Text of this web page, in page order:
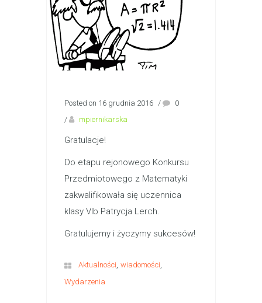
Posted on 16 grudnia 2016 /
0
/
mpiernikarska
Gratulacje!
Do etapu rejonowego Konkursu
Przedmiotowego z Matematyki
zakwalifikowała się uczennica
klasy VIb Patrycja Lerch.
Gratulujemy i życzymy sukcesów!
Aktualności, wiadomości,
Wydarzenia